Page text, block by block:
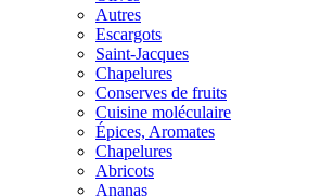
Autres
Escargots
Saint-Jacques
Chapelures
Conserves de fruits
Cuisine moléculaire
Épices, Aromates
Chapelures
Abricots
Ananas